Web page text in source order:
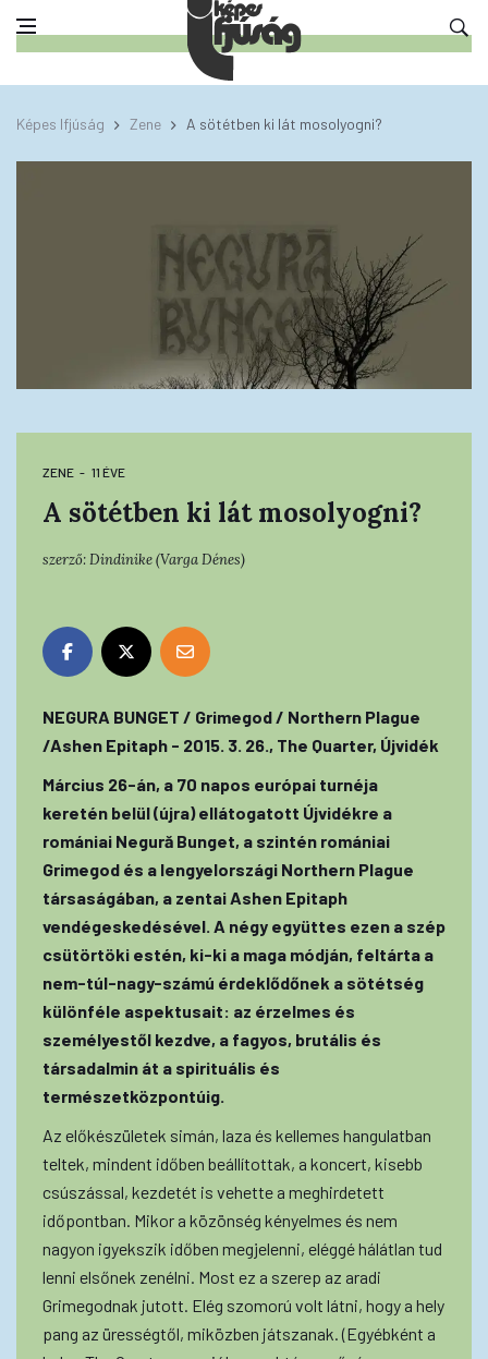
Képes Ifjúság Zene A sötétben ki lát mosolyogni?
ZENE 11 ÉVE
A sötétben ki lát mosolyogni?
szerző:Dindinike (Varga Dénes)
NEGURA BUNGET / Grimegod / Northern Plague
/Ashen Epitaph - 2015. 3. 26., The Quarter, Újvidék
Március 26-án, a 70 napos európai turnéja
keretén belül (újra) ellátogatott Újvidékre a
romániai Negură Bunget, a szintén romániai
Grimegod és a lengyelországi Northern Plague
társaságában, a zentai Ashen Epitaph
vendégeskedésével. A négy együttes ezen a szép
csütörtöki estén, ki-ki a maga módján, feltárta a
nem-túl-nagy-számú érdeklődőnek a sötétség
különféle aspektusait: az érzelmes és
személyestől kezdve, a fagyos, brutális és
társadalmin át a spirituális és
természetközpontúig.
Az előkészületek simán, laza és kellemes hangulatban
teltek, mindent időben beállítottak, a koncert, kisebb
csúszással, kezdetét is vehette a meghirdetett
időpontban. Mikor a közönség kényelmes és nem
nagyon igyekszik időben megjelenni, eléggé hálátlan tud
lenni elsőnek zenélni. Most ez a szerep az aradi
Grimegodnak jutott. Elég szomorú volt látni, hogy a hely
pang az ürességtől, miközben játszanak. (Egyébként a